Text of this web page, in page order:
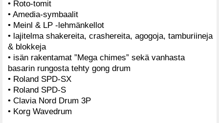
• Roto-tomit
• Amedia-symbaalit
• Meinl & LP -lehmänkellot
• lajitelma shakereita, crashereita, agogoja, tamburiineja
& blokkeja
• isän rakentamat ”Mega chimes” sekä vanhasta
basarin rungosta tehty gong drum
• Roland SPD-SX
• Roland SPD-S
• Clavia Nord Drum 3P
• Korg Wavedrum